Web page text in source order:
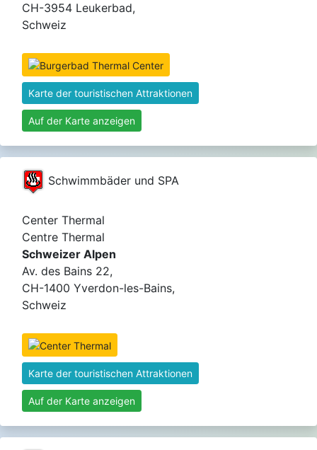
CH-3954 Leukerbad,
Schweiz
Karte der touristischen Attraktionen
Auf der Karte anzeigen
Schwimmbäder und SPA
Center Thermal
Centre Thermal
Schweizer Alpen
Av. des Bains 22,
CH-1400 Yverdon-les-Bains,
Schweiz
Karte der touristischen Attraktionen
Auf der Karte anzeigen